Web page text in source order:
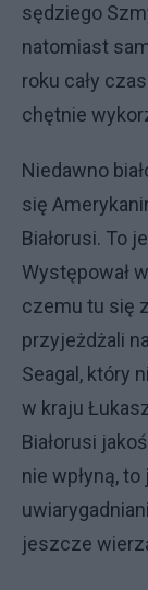
sędziego
natomiast
roku cały
chętnie
Niedawno
się
Białorusi. To
Występował
czemu tu się
przyjeżdżali
Seagal, który
w kraju
Białorusi
nie wpłyną,
jeszcze